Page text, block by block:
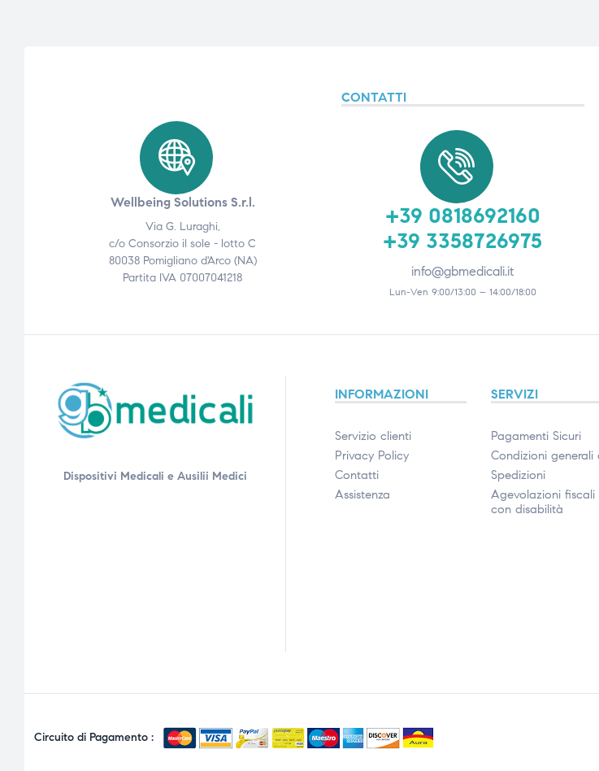
Wellbeing Solutions S.r.l.
Via G. Luraghi,
c/o Consorzio il sole - lotto C
80038 Pomigliano d'Arco (NA)
Partita IVA 07007041218
CONTATTI
+39 0818692160
+39 3358726975
info@gbmedicali.it
Lun-Ven 9:00/13:00 – 14:00/18:00
Dispositivi Medicali e Ausilii Medici
INFORMAZIONI
Servizio clienti
Privacy Policy
Contatti
Assistenza
SERVIZI
Pagamenti Sicuri
Condizioni generali
Spedizioni
Agevolazioni
con disabilità​
Circuito di Pagamento :